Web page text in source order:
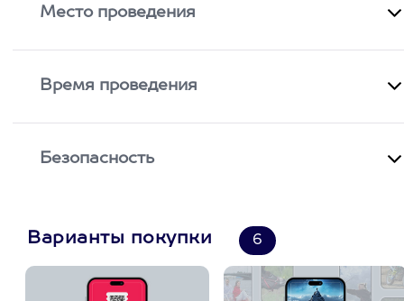
Место проведения
Время проведения
Безопасность
Варианты покупки 6